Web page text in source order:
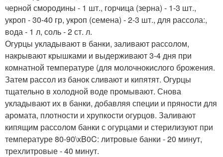
черной смородины - 1 шт., горчица (зерна) - 1-3 шт.,
укроп - 30-40 гр, укроп (семена) - 2-3 шт., для рассола:,
вода - 1 л, соль - 2 ст. л.
Огурцы укладывают в банки, заливают рассолом,
накрывают крышками и выдерживают 3-4 дня при
комнатной температуре (для молочнокислого брожения.
Затем рассол из банок сливают и кипятят. Огурцы
тщательно в холодной воде промывают. Снова
укладывают их в банки, добавляя специи и пряности для
аромата, плотности и хрупкости огурцов. Заливают
кипящим рассолом банки с огурцами и стерилизуют при
температуре 80-90\xB0C: литровые банки - 20 минут,
трехлитровые - 40 минут.